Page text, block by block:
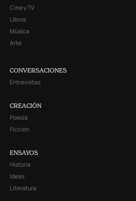
Cine y TV
Libros
Música
Arte
CONVERSACIONES
Entrevistas
CREACIÓN
Poesía
Ficción
ENSAYOS
Historia
Ideas
Literatura